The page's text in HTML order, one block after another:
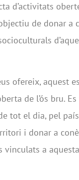
d’activitats
de donar a
ofereix, aquest
de l’ós bru. Es
tot el dia, pel país
i donar a
vinculats a